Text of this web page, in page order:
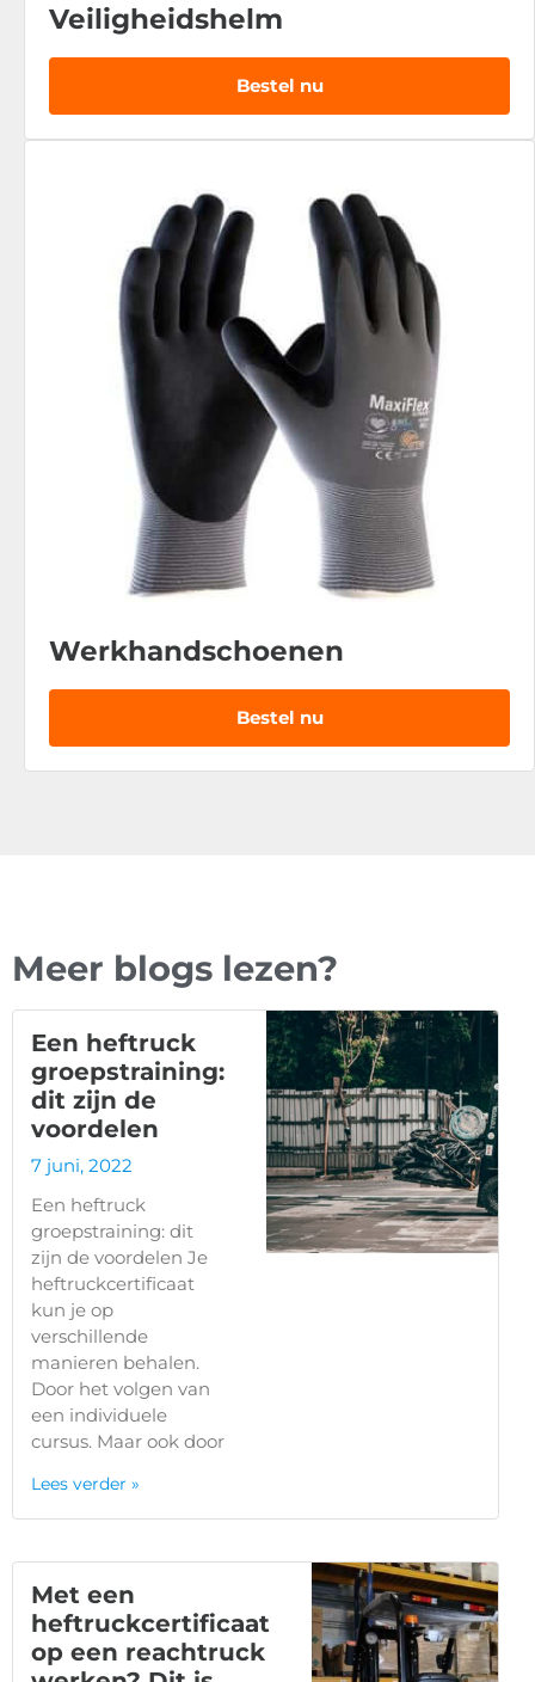
Veiligheidshelm
Bestel nu
Werkhandschoenen
Bestel nu
Meer blogs lezen?
Een heftruck
groepstraining:
dit zijn de
voordelen
7 juni, 2022
Een heftruck
groepstraining: dit
zijn de voordelen Je
heftruckcertificaat
kun je op
verschillende
manieren behalen.
Door het volgen van
een individuele
cursus. Maar ook door
Lees verder »
Met een
heftruckcertificaat
op een reachtruck